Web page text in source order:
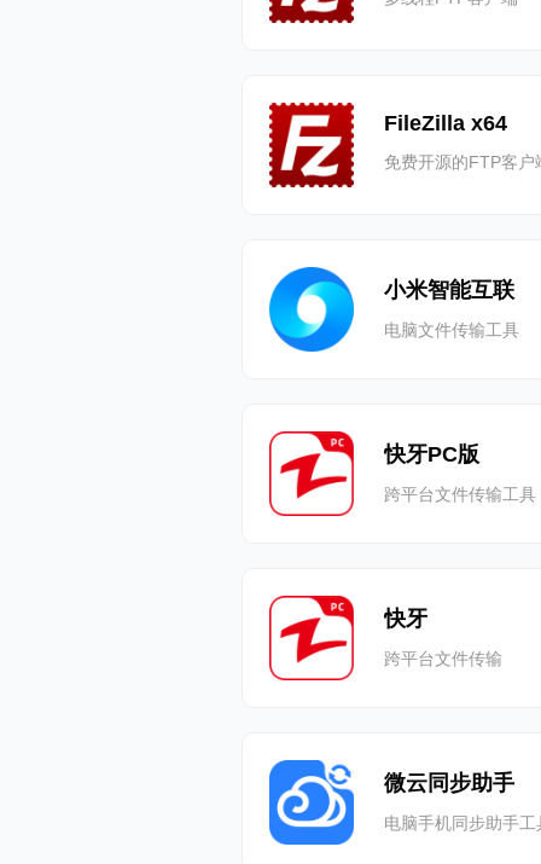
FileZilla x64
免费开源的FTP客户
小米智能互联
电脑文件传输工具
快牙PC版
跨平台文件传输工具
快牙
跨平台文件传输
微云同步助手
电脑手机同步助手工